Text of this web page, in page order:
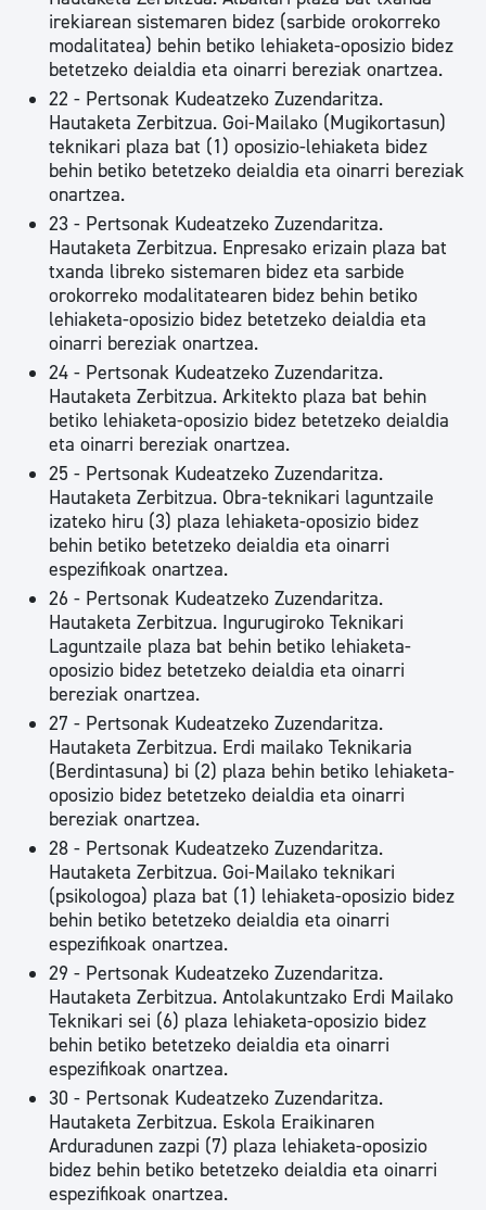
irekiarean sistemaren bidez (sarbide orokorreko
modalitatea) behin betiko lehiaketa-oposizio bidez
betetzeko deialdia eta oinarri bereziak onartzea.
22 - Pertsonak Kudeatzeko Zuzendaritza.
Hautaketa Zerbitzua. Goi-Mailako (Mugikortasun)
teknikari plaza bat (1) oposizio-lehiaketa bidez
behin betiko betetzeko deialdia eta oinarri bereziak
onartzea.
23 - Pertsonak Kudeatzeko Zuzendaritza.
Hautaketa Zerbitzua. Enpresako erizain plaza bat
txanda libreko sistemaren bidez eta sarbide
orokorreko modalitatearen bidez behin betiko
lehiaketa-oposizio bidez betetzeko deialdia eta
oinarri bereziak onartzea.
24 - Pertsonak Kudeatzeko Zuzendaritza.
Hautaketa Zerbitzua. Arkitekto plaza bat behin
betiko lehiaketa-oposizio bidez betetzeko deialdia
eta oinarri bereziak onartzea.
25 - Pertsonak Kudeatzeko Zuzendaritza.
Hautaketa Zerbitzua. Obra-teknikari laguntzaile
izateko hiru (3) plaza lehiaketa-oposizio bidez
behin betiko betetzeko deialdia eta oinarri
espezifikoak onartzea.
26 - Pertsonak Kudeatzeko Zuzendaritza.
Hautaketa Zerbitzua. Ingurugiroko Teknikari
Laguntzaile plaza bat behin betiko lehiaketa-
oposizio bidez betetzeko deialdia eta oinarri
bereziak onartzea.
27 - Pertsonak Kudeatzeko Zuzendaritza.
Hautaketa Zerbitzua. Erdi mailako Teknikaria
(Berdintasuna) bi (2) plaza behin betiko lehiaketa-
oposizio bidez betetzeko deialdia eta oinarri
bereziak onartzea.
28 - Pertsonak Kudeatzeko Zuzendaritza.
Hautaketa Zerbitzua. Goi-Mailako teknikari
(psikologoa) plaza bat (1) lehiaketa-oposizio bidez
behin betiko betetzeko deialdia eta oinarri
espezifikoak onartzea.
29 - Pertsonak Kudeatzeko Zuzendaritza.
Hautaketa Zerbitzua. Antolakuntzako Erdi Mailako
Teknikari sei (6) plaza lehiaketa-oposizio bidez
behin betiko betetzeko deialdia eta oinarri
espezifikoak onartzea.
30 - Pertsonak Kudeatzeko Zuzendaritza.
Hautaketa Zerbitzua. Eskola Eraikinaren
Arduradunen zazpi (7) plaza lehiaketa-oposizio
bidez behin betiko betetzeko deialdia eta oinarri
espezifikoak onartzea.